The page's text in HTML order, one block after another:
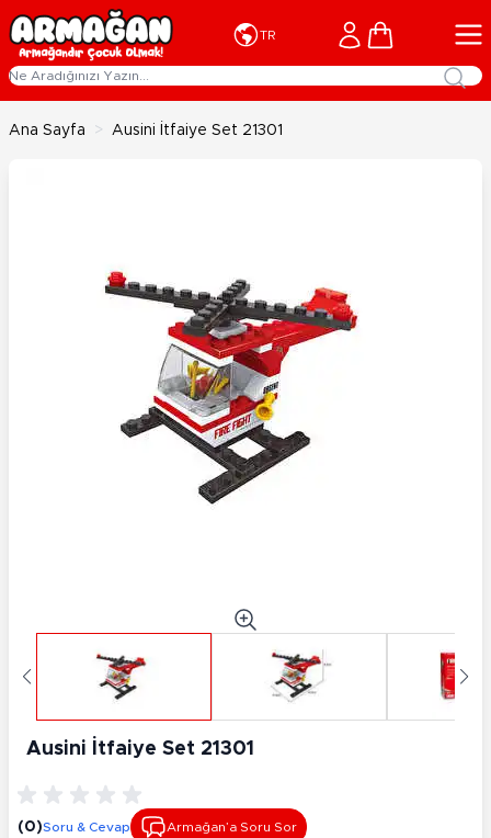
İçeriğe geç
TR Cart
Ana Sayfa > Ausini İtfaiye Set 21301
Ausini İtfaiye Set 21301
(0)Soru & Cevap Armağan’a Soru Sor